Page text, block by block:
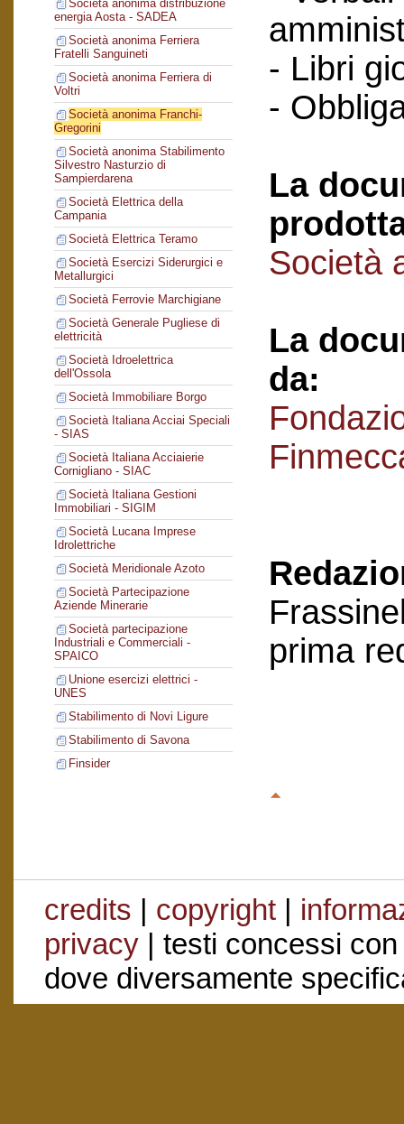
Società anonima distribuzione
energia Aosta - SADEA
Società anonima Ferriera
Fratelli Sanguineti
Società anonima Ferriera di
Voltri
Società anonima Franchi-
Gregorini
Società anonima Stabilimento
Silvestro Nasturzio di
Sampierdarena
Società Elettrica della
Campania
Società Elettrica Teramo
Società Esercizi Siderurgici e
Metallurgici
Società Ferrovie Marchigiane
Società Generale Pugliese di
elettricità
Società Idroelettrica
dell'Ossola
Società Immobiliare Borgo
Società Italiana Acciai Speciali
- SIAS
Società Italiana Acciaierie
Cornigliano - SIAC
Società Italiana Gestioni
Immobiliari - SIGIM
Società Lucana Imprese
Idrolettriche
Società Meridionale Azoto
Società Partecipazione
Aziende Minerarie
Società partecipazione
Industriali e Commerciali -
SPAICO
Unione esercizi elettrici -
UNES
Stabilimento di Novi Ligure
Stabilimento di Savona
Finsider
- Libri
-
La
Società
La
da:
prima
credits | copyright|
privacy| testi concessi
dove diversamente